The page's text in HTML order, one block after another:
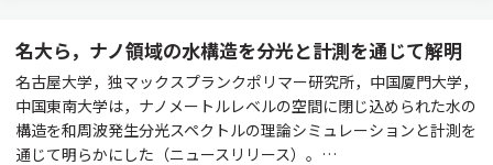
名大ら，ナノ領域の水構造を分光と計測を通じて解明
名古屋大学，独マックスプランクポリマー研究所，中国厦門大学，
中国東南大学は，ナノメートルレベルの空間に閉じ込められた水の
構造を和周波発生分光スペクトルの理論シミュレーションと計測を
通じて明らかにした（ニュースリリース）。…